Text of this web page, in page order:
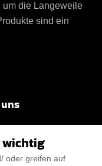
um die Langeweile
sind ein
oder greifen auf